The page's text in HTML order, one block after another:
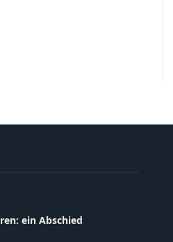
ein Abschied